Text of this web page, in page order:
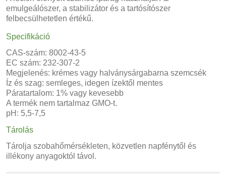
emulgeálószer, a stabilizátor és a tartósítószer
felbecsülhetetlen értékű.
Specifikáció
CAS-szám: 8002-43-5
EC szám: 232-307-2
Megjelenés: krémes vagy halványsárgabarna szemcsék
Íz és szag: semleges, idegen ízektől mentes
Páratartalom: 1% vagy kevesebb
A termék nem tartalmaz GMO-t.
pH: 5,5-7,5
Tárolás
Tárolja szobahőmérsékleten, közvetlen napfénytől és
illékony anyagoktól távol.